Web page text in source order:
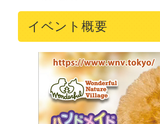
イベント概要